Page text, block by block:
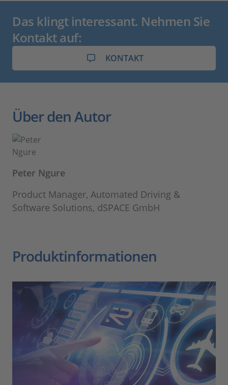
Das klingt interessant. Nehmen Sie
Kontakt auf:
KONTAKT
Über den Autor
Peter Ngure
Product Manager, Automated Driving &
Software Solutions, dSPACE GmbH
Produktinformationen